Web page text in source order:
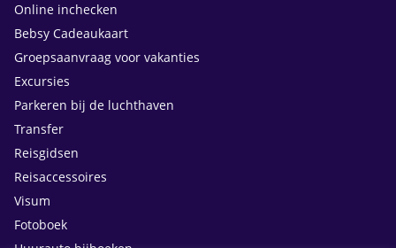
Online inchecken
Bebsy Cadeaukaart
Groepsaanvraag voor vakanties
Excursies
Parkeren bij de luchthaven
Transfer
Reisgidsen
Reisaccessoires
Visum
Fotoboek